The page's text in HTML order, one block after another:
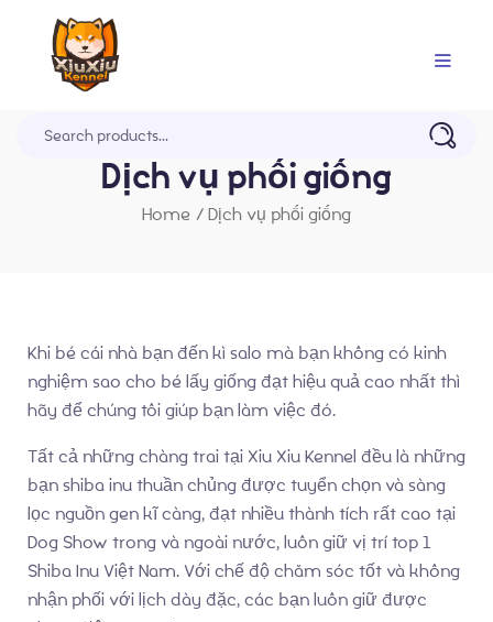
Trang Chủ
Về chúng tôi
Dịch vụ phối giống
Home / Dịch vụ phối giống
Khi bé cái nhà bạn đến kì salo mà bạn không có kinh
nghiệm sao cho bé lấy giống đạt hiệu quả cao nhất thì
hãy để chúng tôi giúp bạn làm việc đó.
Tất cả những chàng trai tại Xiu Xiu Kennel đều là những
bạn shiba inu thuần chủng được tuyển chọn và sàng
lọc nguồn gen kĩ càng, đạt nhiều thành tích rất cao tại
Dog Show trong và ngoài nước, luôn giữ vị trí top 1
Shiba Inu Việt Nam. Với chế độ chăm sóc tốt và không
nhận phối với lịch dày đặc, các bạn luôn giữ được